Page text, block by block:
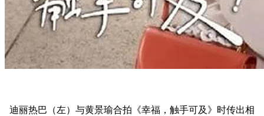
迪丽热巴（左）与黄景瑜合拍《幸福，触手可及》时传出相